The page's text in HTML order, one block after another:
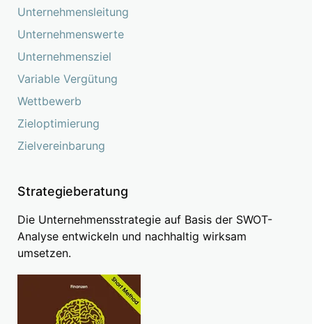
Unternehmensleitung
Unternehmenswerte
Unternehmensziel
Variable Vergütung
Wettbewerb
Zieloptimierung
Zielvereinbarung
Strategieberatung
Die Unternehmensstrategie auf Basis der SWOT-
Analyse entwickeln und nachhaltig wirksam
umsetzen.